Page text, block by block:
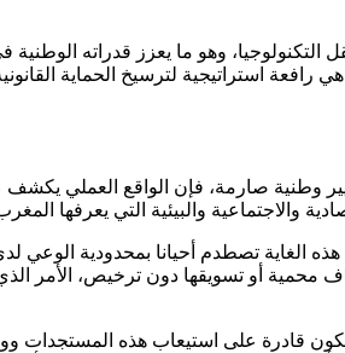
وهو ما يعزز قدراته
استراتيجية لترسيخ الحماية
وطنية صارمة، فإن الواقع العملي
والاجتماعية والبيئية التي يعرفها
هذه الغاية تصطدم أحيانا بمحدودية الوعي
محمية أو تسويقها دون ترخيص، الأمر
تكون قادرة على استيعاب هذه المستجدات